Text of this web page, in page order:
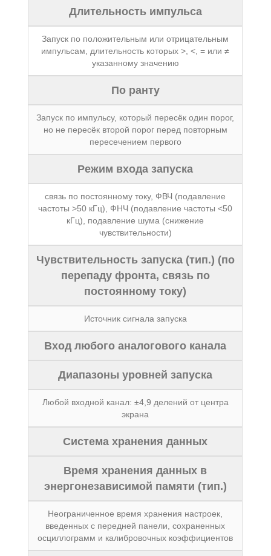
Длительность импульса
Запуск по положительным или отрицательным
импульсам, длительность которых >, <, = или ≠
указанному значению
По ранту
Запуск по импульсу, который пересёк один порог,
но не пересёк второй порог перед повторным
пересечением первого
Режим входа запуска
связь по постоянному току, ФВЧ (подавление
частоты >50 кГц), ФНЧ (подавление частоты <50
кГц), подавление шума (снижение
чувствительности)
Чувствительность запуска (тип.) (по
перепаду фронта, связь по
постоянному току)
Источник сигнала запуска
Вход любого аналогового канала
Диапазоны уровней запуска
Любой входной канал: ±4,9 делений от центра
экрана
Система хранения данных
Время хранения данных в
энергонезависимой памяти (тип.)
Неограниченное время хранения настроек,
введенных с передней панели, сохраненных
осциллограмм и калибровочных коэффициентов